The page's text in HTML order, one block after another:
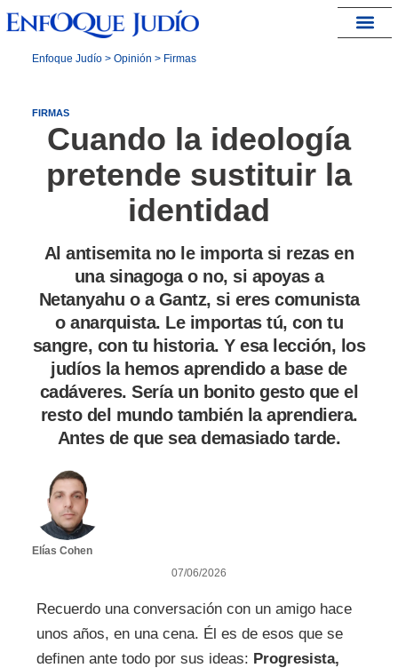
Enfoque Judío> Opinión > Firmas
FIRMAS
Cuando la ideología
pretende sustituir la
identidad
Al antisemita no le importa si rezas en
una sinagoga o no, si apoyas a
Netanyahu o a Gantz, si eres comunista
o anarquista. Le importas tú, con tu
sangre, con tu historia. Y esa lección, los
judíos la hemos aprendido a base de
cadáveres. Sería un bonito gesto que el
resto del mundo también la aprendiera.
Antes de que sea demasiado tarde.
Elías Cohen
07/06/2026
Recuerdo una conversación con un amigo hace
unos años, en una cena. Él es de esos que se
definen ante todo por sus ideas: Progresista,